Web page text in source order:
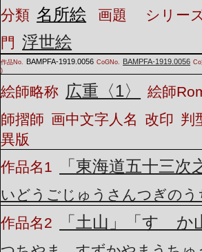
分類 名所絵 画題
シリー
門 浮世絵
作品No. BAMPFA-1919.0056 CoGNo. BAMPFA-1919.0056
)
絵師略称 広重〈1〉
絵師
師摺師 画中文字人名 改印 判
異版
作品名1
「東海道五十三次
いどうごじゅうさんつぎのう
作品名2
「土山」「すゞ